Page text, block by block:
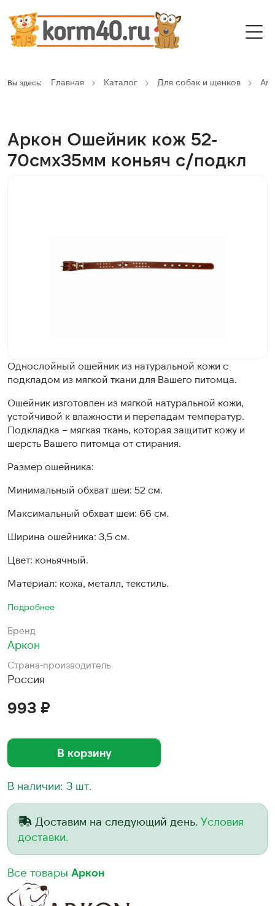
Вы здесь: Главная Каталог Для собак и щенков
Аркон Ошейник кож 52-
70смx35мм коньяч с/подкл
Однослойный ошейник из натуральной кожи с
подкладом из мягкой ткани для Вашего питомца.
Ошейник изготовлен из мягкой натуральной кожи,
устойчивой к влажности и перепадам температур.
Подкладка – мягкая ткань, которая защитит кожу и
шерсть Вашего питомца от стирания.
Размер ошейника:
Минимальный обхват шеи: 52 см.
Максимальный обхват шеи: 66 см.
Ширина ошейника: 3,5 см.
Цвет: коньячный.
Материал: кожа, металл, текстиль.
Подробнее
Бренд
Аркон
Страна-производитель
Россия
993 ₽
В корзину
В наличии: 3 шт.
Доставим на следующий день. Условия
доставки.
Все товары Аркон